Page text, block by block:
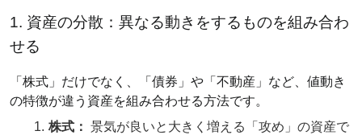
1. 資産の分散：異なる動きをするものを組み合わ
せる
「株式」だけでなく、「債券」や「不動産」など、値動き
の特徴が違う資産を組み合わせる方法です。
株式： 景気が良いと大きく増える「攻め」の資産で